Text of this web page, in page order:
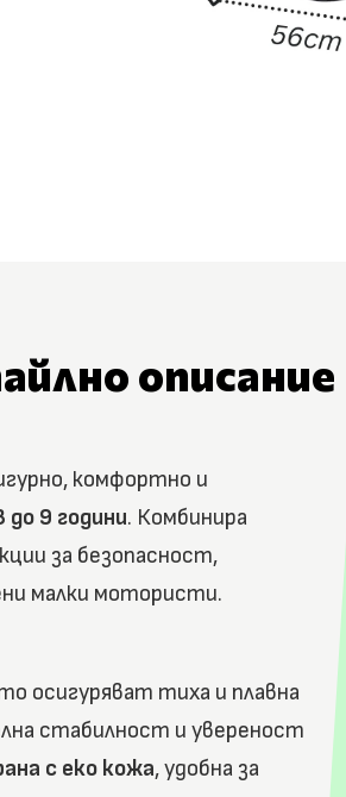
описание
комфортно и
до 9 години. Комбинира
за безопасност,
малки мотористи.
осигуряват тиха и плавна
стабилност и увереност
с еко кожа, удобна за